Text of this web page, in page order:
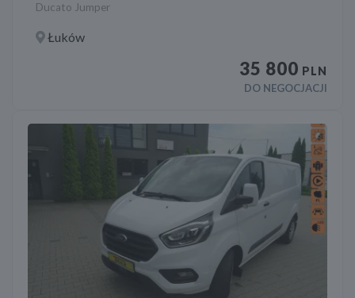
Ducato Jumper
Łuków
35 800 PLN
DO NEGOCJACJI